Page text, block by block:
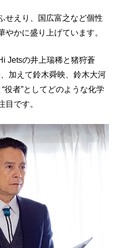
せえり、国広富之など個性
かに盛り上げています。
Jetsの井上瑞稀と猪狩蒼
加えて鈴木舜映、鈴木大河
役者”としてどのような化学
目です。